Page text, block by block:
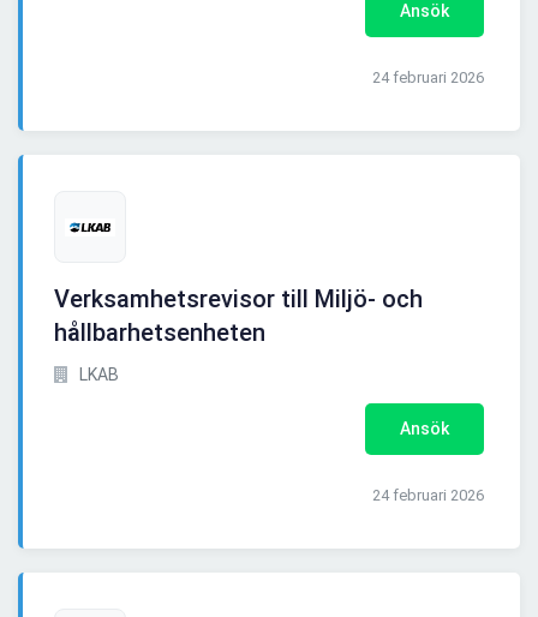
Ansök
24 februari 2026
Verksamhetsrevisor till Miljö- och
hållbarhetsenheten
LKAB
Ansök
24 februari 2026